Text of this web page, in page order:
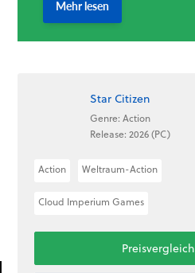
Star Citizen
Genre: Action
Release: 2026 (PC)
Action Weltraum-Action
Cloud Imperium Games
Preisvergleich